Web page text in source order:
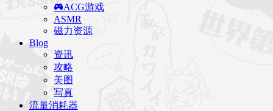
ACG游戏
ASMR
磁力资源
Blog
资讯
攻略
美图
写真
流量消耗器